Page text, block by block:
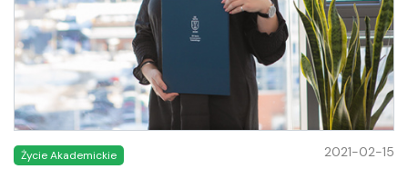
Życie Akademickie 2021-02-15